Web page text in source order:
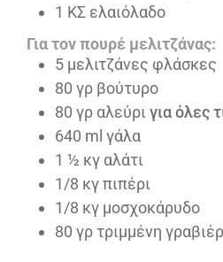
1 ΚΣ ελαιόλαδο
Για τον πουρέ μελιτζάνας:
5 μελιτζάνες φλάσκες
80 γρ βούτυρο
80 γρ αλεύρι για όλες
640 ml γάλα
1 ½ κγ αλάτι
1/8 κγ πιπέρι
1/8 κγ μοσχοκάρυδο
80 γρ τριμμένη